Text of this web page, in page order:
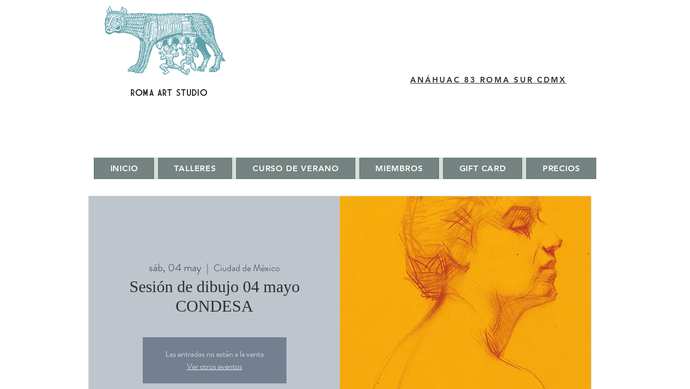
ROMA ART STUDIO
​ANÁHUAC 83 ROMA SUR CDMX
INICIO TALLERES CURSO DE VERANO MIEMBROS GIFT CARD PRECIOS
sáb, 04 may
  |
Ciudad de México
Sesión de dibujo 04 mayo
CONDESA
Las entradas no están a la venta
Ver otros eventos